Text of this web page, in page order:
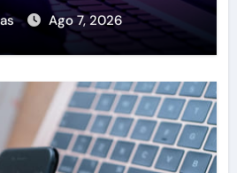
Ago 7, 2026